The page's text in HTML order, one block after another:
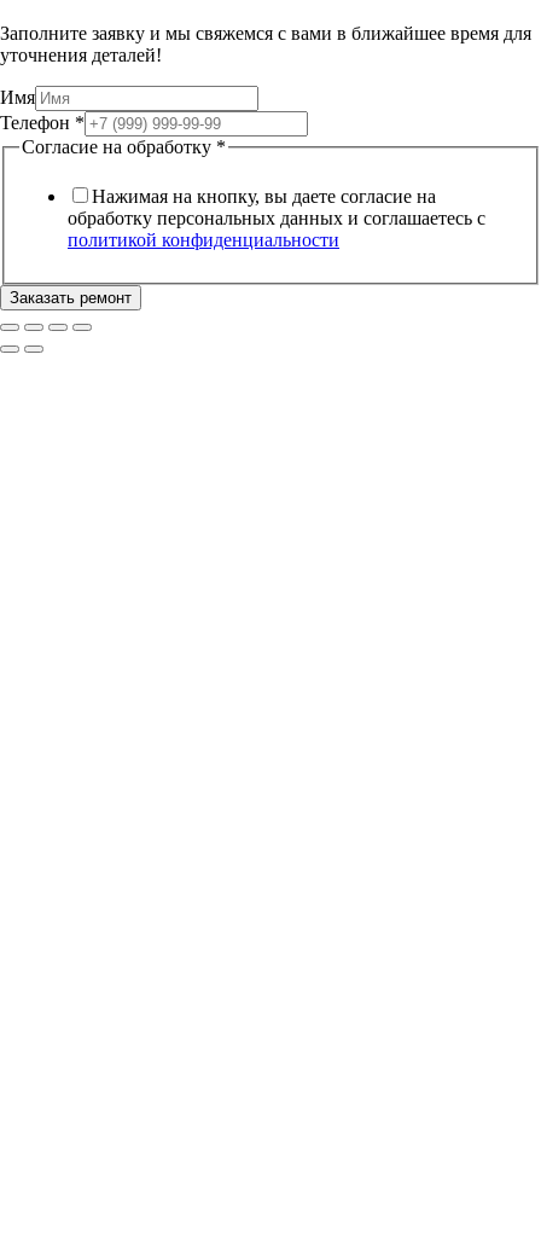
Заполните заявку и мы свяжемся с вами в ближайшее время для
уточнения деталей!
Имя
Телефон *
обработку
Телефон
Согласие на обработку *
Нажимая на кнопку, вы даете согласие на
обработку персональных данных и соглашаетесь c
политикой конфиденциальности
Заказать ремонт